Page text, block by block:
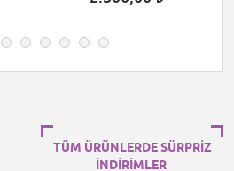
TÜM ÜRÜNLERDE SÜRPRİZ
İNDİRİMLER